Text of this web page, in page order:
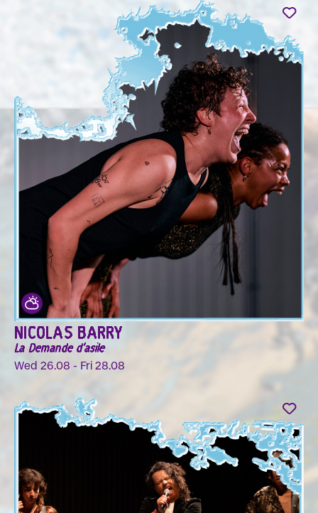
NICOLAS BARRY
La Demande d'asile
Wed 26.08 - Fri 28.08